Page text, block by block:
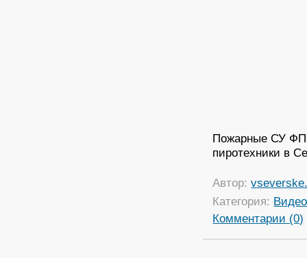
Пожарные СУ
пиротехники в
Автор:
Категория: Видео
Комментарии (0)